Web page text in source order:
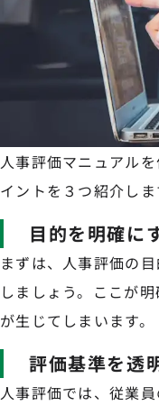
人事評価マニュアル
イントを３つ紹介しま
目的を明確に
まずは、人事評価の
しましょう。ここが
が生じてしまいます。
評価基準を透
人事評価では、従業